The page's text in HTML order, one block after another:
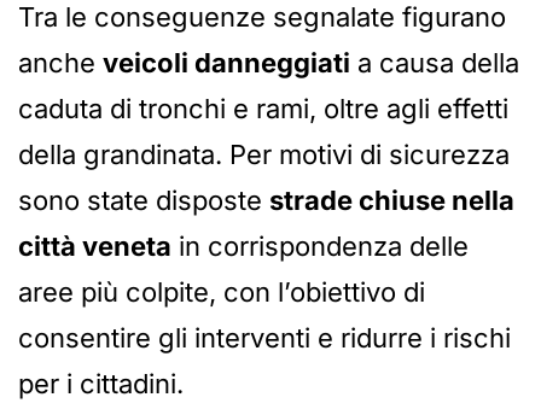
Tra le conseguenze segnalate figurano
anche veicoli danneggiati a causa della
caduta di tronchi e rami, oltre agli effetti
della grandinata. Per motivi di sicurezza
sono state disposte strade chiuse nella
città veneta in corrispondenza delle
aree più colpite, con l’obiettivo di
consentire gli interventi e ridurre i rischi
per i cittadini.